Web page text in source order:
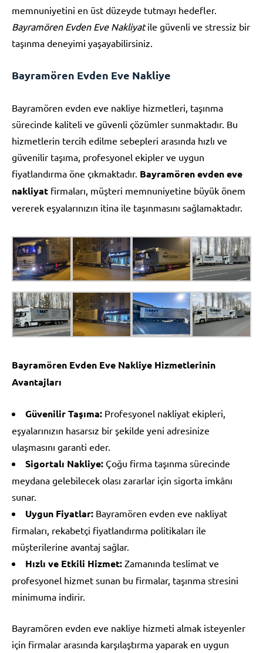
memnuniyetini en üst düzeyde tutmayı hedefler.
Bayramören Evden Eve Nakliyatile güvenli ve stressiz bir
taşınma deneyimi yaşayabilirsiniz.
Bayramören Evden Eve Nakliye
Bayramören evden eve nakliye hizmetleri, taşınma
sürecinde kaliteli ve güvenli çözümler sunmaktadır. Bu
hizmetlerin tercih edilme sebepleri arasında hızlı ve
güvenilir taşıma, profesyonel ekipler ve uygun
fiyatlandırma öne çıkmaktadır. Bayramören evden eve
nakliyat firmaları, müşteri memnuniyetine büyük önem
vererek eşyalarınızın itina ile taşınmasını sağlamaktadır.
Bayramören Evden Eve Nakliye Hizmetlerinin
Avantajları
Güvenilir Taşıma: Profesyonel nakliyat ekipleri,
eşyalarınızın hasarsız bir şekilde yeni adresinize
ulaşmasını garanti eder.
Sigortalı Nakliye: Çoğu firma taşınma sürecinde
meydana gelebilecek olası zararlar için sigorta imkânı
sunar.
Uygun Fiyatlar: Bayramören evden eve nakliyat
firmaları, rekabetçi fiyatlandırma politikaları ile
müşterilerine avantaj sağlar.
Hızlı ve Etkili Hizmet: Zamanında teslimat ve
profesyonel hizmet sunan bu firmalar, taşınma stresini
minimuma indirir.
Bayramören evden eve nakliye hizmeti almak isteyenler
için firmalar arasında karşılaştırma yaparak en uygun